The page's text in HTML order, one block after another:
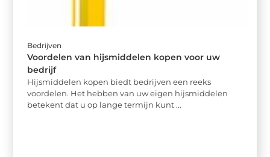
Bedrijven
Voordelen van hijsmiddelen kopen voor uw
bedrijf
Hijsmiddelen kopen biedt bedrijven een reeks
voordelen. Het hebben van uw eigen hijsmiddelen
betekent dat u op lange termijn kunt ...